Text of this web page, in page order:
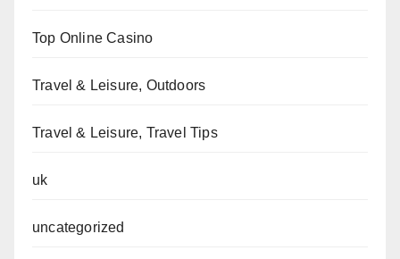
Top Online Casino
Travel & Leisure, Outdoors
Travel & Leisure, Travel Tips
uk
uncategorized